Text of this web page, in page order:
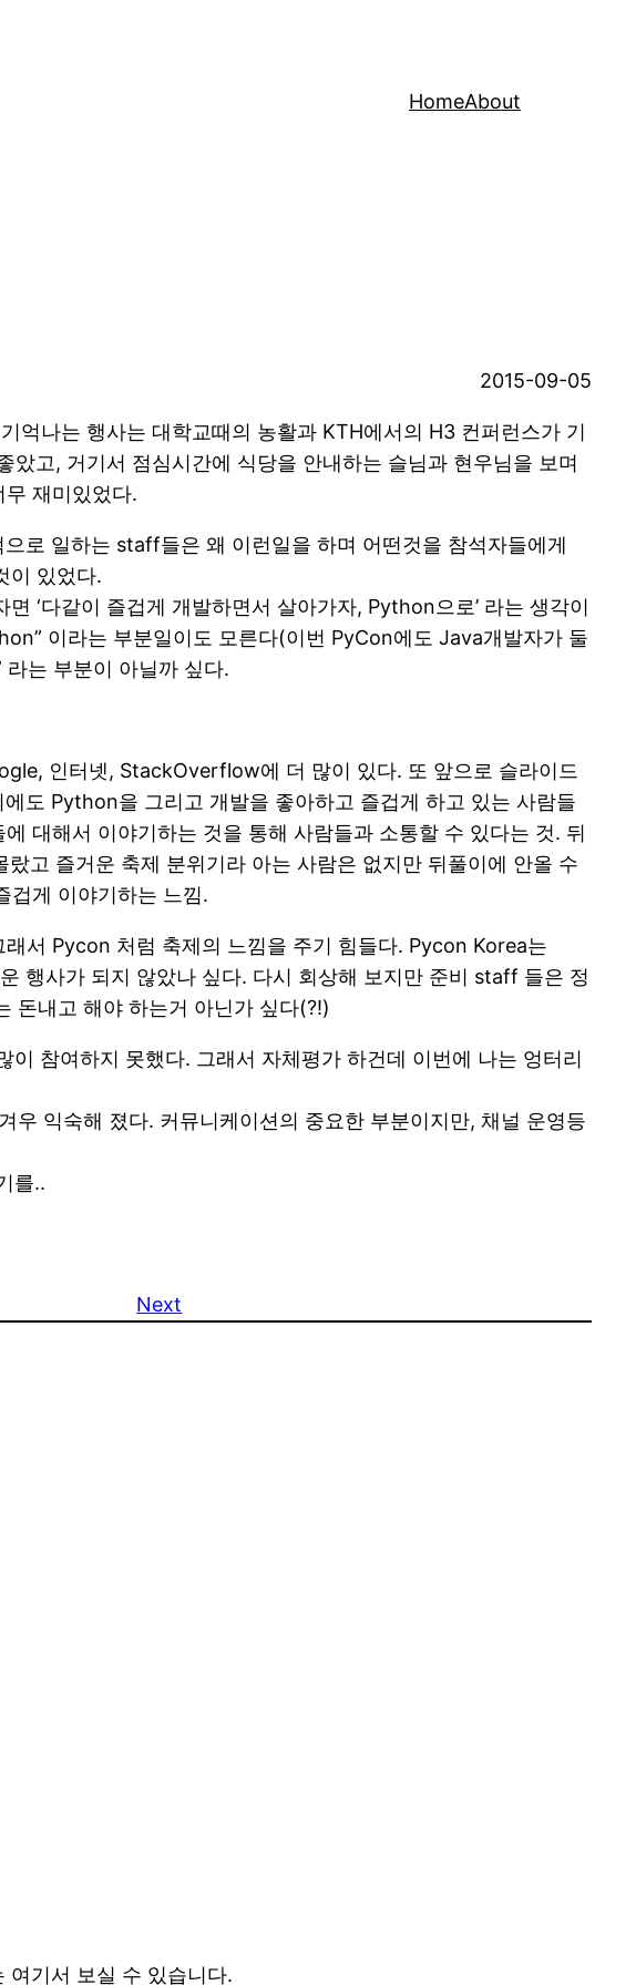
HomeAbout
2015-09-05
나는 행사는 대학교때의 농활과 KTH에서의 H3 컨퍼런스가 기
고, 거기서 점심시간에 식당을 안내하는 슬님과 현우님을 보며
재미있었다.
로 일하는 staff들은 왜 이런일을 하며 어떤것을 참석자들에게
이 있었다.
‘다같이 즐겁게 개발하면서 살아가자, Python으로’ 라는 생각이
이라는 부분일이도 모른다(이번 PyCon에도 Java개발자가 둘
는 부분이 아닐까 싶다.
인터넷, StackOverflow에 더 많이 있다. 또 앞으로 슬라이드
도 Python을 그리고 개발을 좋아하고 즐겁게 하고 있는 사람들
대해서 이야기하는 것을 통해 사람들과 소통할 수 있다는 것. 뒤
고 즐거운 축제 분위기라 아는 사람은 없지만 뒤풀이에 안올 수
겁게 이야기하는 느낌.
서 Pycon 처럼 축제의 느낌을 주기 힘들다. Pycon Korea는
행사가 되지 않았나 싶다. 다시 회상해 보지만 준비 staff 들은 정
돈내고 해야 하는거 아닌가 싶다(?!)
참여하지 못했다. 그래서 자체평가 하건데 이번에 나는 엉터리
익숙해 졌다. 커뮤니케이션의 중요한 부분이지만, 채널 운영등
를..
Next
여기서 보실 수 있습니다.